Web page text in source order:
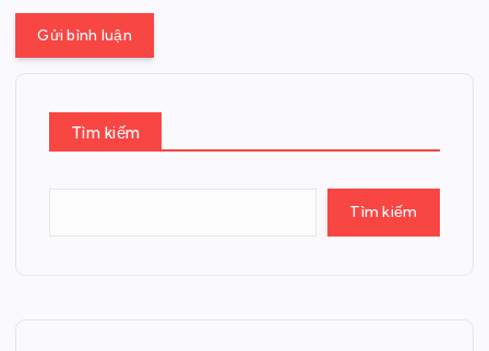
Tìm kiếm
Tìm kiếm